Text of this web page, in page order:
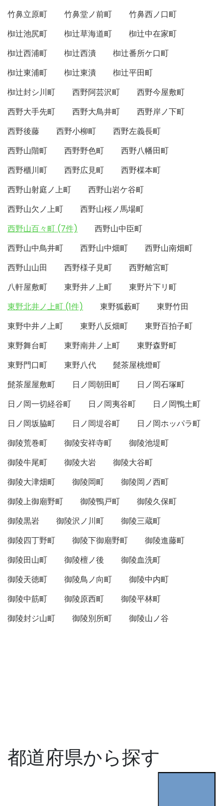
竹鼻立原町
竹鼻堂ノ前町
竹鼻西ノ口町
椥辻池尻町
椥辻草海道町
椥辻中在家町
椥辻西浦町
椥辻西潰
椥辻番所ケ口町
椥辻東浦町
椥辻東潰
椥辻平田町
椥辻封シ川町
西野阿芸沢町
西野今屋敷町
西野大手先町
西野大鳥井町
西野岸ノ下町
西野後藤
西野小柳町
西野左義長町
西野山階町
西野野色町
西野八幡田町
西野櫃川町
西野広見町
西野楳本町
西野山射庭ノ上町
西野山岩ケ谷町
西野山欠ノ上町
西野山桜ノ馬場町
西野山百々町 (7件)
西野山中臣町
西野山中鳥井町
西野山中畑町
西野山南畑町
西野山山田
西野様子見町
西野離宮町
八軒屋敷町
東野井ノ上町
東野片下リ町
東野北井ノ上町 (1件)
東野狐藪町
東野竹田
東野中井ノ上町
東野八反畑町
東野百拍子町
東野舞台町
東野南井ノ上町
東野森野町
東野門口町
東野八代
髭茶屋桃燈町
髭茶屋屋敷町
日ノ岡朝田町
日ノ岡石塚町
日ノ岡一切経谷町
日ノ岡夷谷町
日ノ岡鴨土町
日ノ岡坂脇町
日ノ岡堤谷町
日ノ岡ホッパラ町
御陵荒巻町
御陵安祥寺町
御陵池堤町
御陵牛尾町
御陵大岩
御陵大谷町
御陵大津畑町
御陵岡町
御陵岡ノ西町
御陵上御廟野町
御陵鴨戸町
御陵久保町
御陵黒岩
御陵沢ノ川町
御陵三蔵町
御陵四丁野町
御陵下御廟野町
御陵進藤町
御陵田山町
御陵檀ノ後
御陵血洗町
御陵天徳町
御陵鳥ノ向町
御陵中内町
御陵中筋町
御陵原西町
御陵平林町
御陵封ジ山町
御陵別所町 御陵山ノ谷
都道府県から探す